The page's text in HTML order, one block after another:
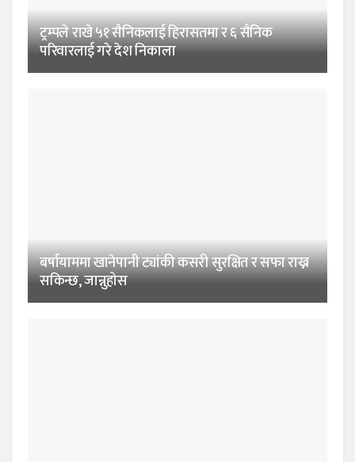
ट्रम्पले राखे ५१ सैनिकलाई हिरासतमा र ६ सैनिक
परिवारलाई गरे देश निकाला
बर्षायाममा खानेपानी ट्यांकी कसरी सुरक्षित र सफा राख्न
सकिन्छ, जान्नुहोस